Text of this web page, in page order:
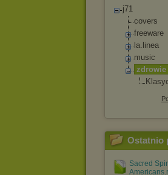
j71
covers
freeware
la.linea
music
zdrowie
Ostatnio
Sacred